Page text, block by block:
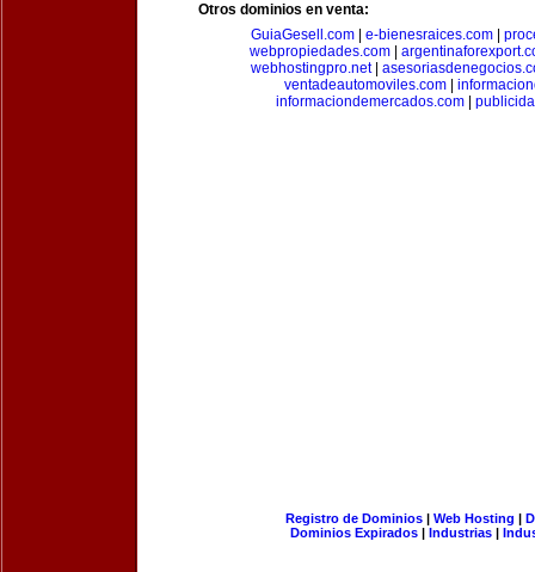
Otros dominios en venta:
GuiaGesell.com
e-bienesraices.com
webpropiedades.com
webhostingpro.net|
ventadeautomoviles.com|
informaciondemercados.com|
Registro de Dominios| Web Hosting |
Dominios Expirados | Industrias |